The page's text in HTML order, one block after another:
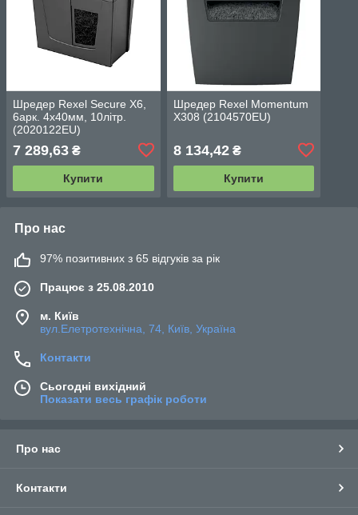
Шредер Rexel Secure X6,
6арк. 4х40мм, 10літр.
(2020122EU)
7 289,63 ₴
Купити
Шредер Rexel Momentum
X308 (2104570EU)
8 134,42₴
Купити
Про нас
97% позитивних з 65 відгуків за рік
Працює з 25.08.2010
м. Київ
вул.Елетротехнічна, 74, Київ, Україна
Контакти
Сьогодні вихідний
Показати весь графік роботи
Про нас
Контакти